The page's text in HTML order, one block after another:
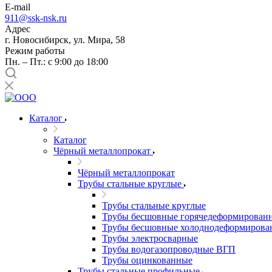
E-mail
911@ssk-nsk.ru
Адрес
г. Новосибирск, ул. Мира, 58
Режим работы
Пн. – Пт.: с 9:00 до 18:00
Каталог
Каталог
Чёрный металлопрокат
Чёрный металлопрокат
Трубы стальные круглые
Трубы стальные круглые
Трубы бесшовные
Трубы бесшовные
Трубы электросварные
Трубы водогазопроводные ВГП
Трубы оцинкованные